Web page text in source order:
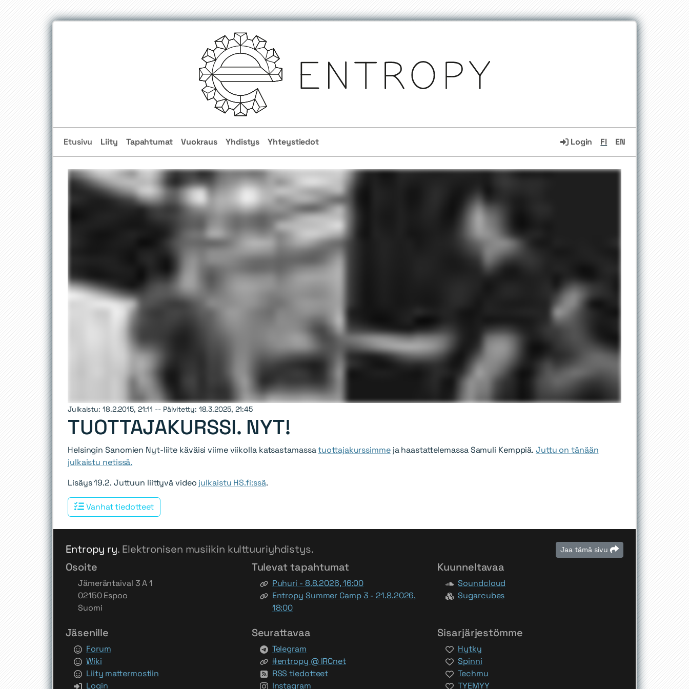
Etusivu Liity Tapahtumat Vuokraus Yhdistys Yhteystiedot Login FI EN
Julkaistu: 18.2.2015, 21:11 -- Päivitetty: 18.3.2025, 21:45
TUOTTAJAKURSSI. NYT!
Helsingin Sanomien Nyt-liite käväisi viime viikolla katsastamassatuottajakurssimmeja haastattelemassa Samuli Kemppiä.Juttu on tänään
julkaistu netissä.
Lisäys 19.2. Juttuun liittyvä video julkaistu HS.fi:ssä.
Vanhat tiedotteet
Jaa tämä sivu
Entropy ry. Elektronisen musiikin kulttuuriyhdistys.
Osoite
Jämeräntaival 3 A 1
02150 Espoo
Suomi
Tulevat tapahtumat
Puhuri - 8.8.2026, 16:00
Entropy Summer Camp 3 - 21.8.2026,
18:00
Kuunneltavaa
Soundcloud
Sugarcubes
Jäsenille
Forum
Wiki
Liity mattermostiin
Login
Seurattavaa
Telegram
#entropy @ IRCnet
RSS tiedotteet
Instagram
Sisarjärjestömme
Hytky
Spinni
Techmu
TYEMYY